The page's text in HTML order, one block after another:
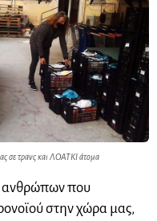
σε τρανς και ΛΟΑΤΚΙ άτομα
ανθρώπων που
στην χώρα μας,